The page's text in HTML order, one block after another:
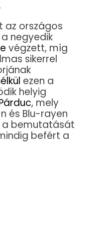
az országos
negyedik
végzett, míg
sikerrel
ezen a
helyig
, mely
és Blu-rayen
a bemutatását
befért a